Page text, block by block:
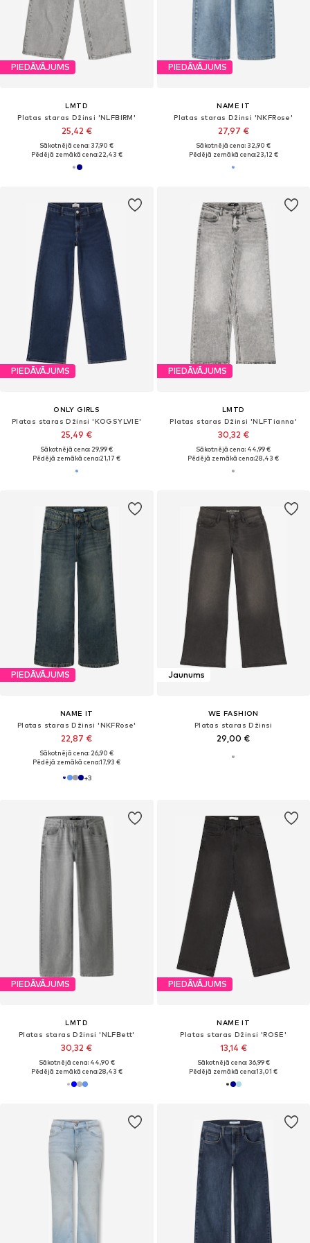
PIEDĀVĀJUMS
LMTD
Platas staras Džinsi 'NLFBIRM'
25,42 €
Sākotnējā cena: 37,90 €
Pēdējā zemākā cena:22,43 €
PIEDĀVĀJUMS
NAME IT
Platas staras Džinsi 'NKFRose'
27,97 €
Sākotnējā cena: 32,90 €
Pēdējā zemākā cena:23,12 €
PIEDĀVĀJUMS
ONLY GIRLS
Platas staras Džinsi 'KOGSYLVIE'
25,49 €
Sākotnējā cena: 29,99 €
Pēdējā zemākā cena:21,17 €
PIEDĀVĀJUMS
LMTD
Platas staras Džinsi 'NLFTianna'
30,32 €
Sākotnējā cena: 44,99 €
Pēdējā zemākā cena:28,43 €
PIEDĀVĀJUMS
NAME IT
Platas staras Džinsi 'NKFRose'
22,87 €
Sākotnējā cena: 26,90 €
Pēdējā zemākā cena:17,93 €
+3
Jaunums
WE FASHION
Platas staras Džinsi
29,00 €
PIEDĀVĀJUMS
LMTD
Platas staras Džinsi 'NLFBett'
30,32 €
Sākotnējā cena: 44,90 €
Pēdējā zemākā cena:28,43 €
PIEDĀVĀJUMS
NAME IT
Platas staras Džinsi 'ROSE'
13,14 €
Sākotnējā cena: 36,99 €
Pēdējā zemākā cena:13,01 €